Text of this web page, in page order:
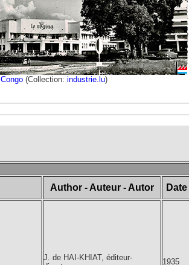
Congo (Collection: industrie.lu)
Author - Auteur - Autor Date
J. de HAI-KHIAT, éditeur-
1935